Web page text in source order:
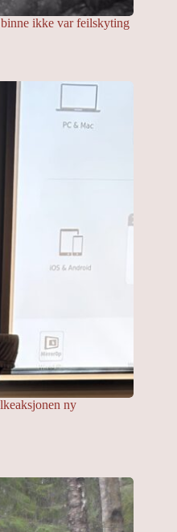
ikke var feilskyting
ny